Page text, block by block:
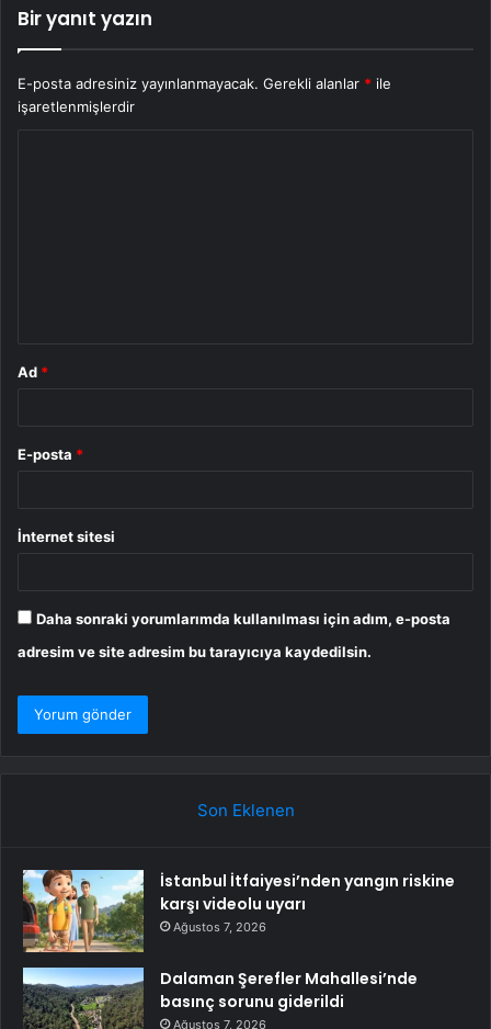
Bir yanıt yazın
E-posta adresiniz yayınlanmayacak. Gerekli alanlar * ile
işaretlenmişlerdir
Ad *
E-posta *
İnternet sitesi
Daha sonraki yorumlarımda kullanılması için adım, e-posta
adresim ve site adresim bu tarayıcıya kaydedilsin.
Son Eklenen
İstanbul İtfaiyesi’nden yangın riskine
karşı videolu uyarı
Ağustos 7, 2026
Dalaman Şerefler Mahallesi’nde
basınç sorunu giderildi
Ağustos 7, 2026